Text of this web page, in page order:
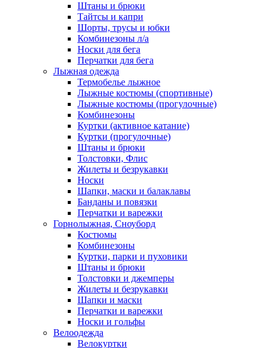
Штаны и брюки
Тайтсы и капри
Шорты, трусы и юбки
Комбинезоны л/а
Носки для бега
Перчатки для бега
Лыжная одежда
Термобелье лыжное
Лыжные костюмы (спортивные)
Лыжные костюмы (прогулочные)
Комбинезоны
Куртки (активное катание)
Куртки (прогулочные)
Штаны и брюки
Толстовки, Флис
Жилеты и безрукавки
Носки
Шапки, маски и балаклавы
Банданы и повязки
Перчатки и варежки
Горнолыжная, Сноуборд
Костюмы
Комбинезоны
Куртки, парки и пуховики
Штаны и брюки
Толстовки и джемперы
Жилеты и безрукавки
Шапки и маски
Перчатки и варежки
Носки и гольфы
Велоодежда
Велокуртки